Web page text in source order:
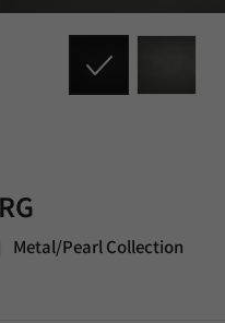
Pearl, DECO
Metal/Pearl Collection